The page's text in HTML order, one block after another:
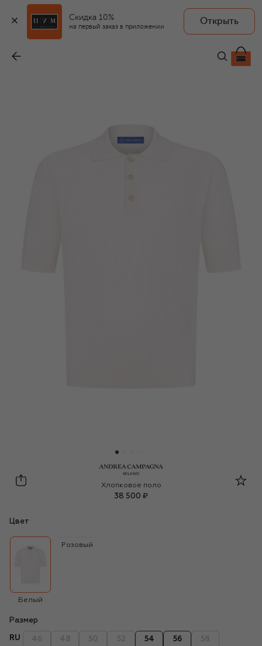
Скидка 10%
на первый заказ в приложении
Открыть
38 500 ₽
Andrea Campagna
Хлопковое поло
38 500 ₽
Цвет
Белый
Розовый
Размер
RU 54 56